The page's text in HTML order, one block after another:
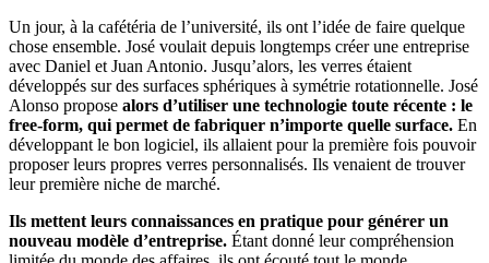
Un jour, à la cafétéria de l’université, ils ont l’idée de faire quelque
chose ensemble. José voulait depuis longtemps créer une entreprise
avec Daniel et Juan Antonio. Jusqu’alors, les verres étaient
développés sur des surfaces sphériques à symétrie rotationnelle. José
Alonso propose alors d’utiliser une technologie toute récente : le
free-form, qui permet de fabriquer n’importe quelle surface. En
développant le bon logiciel, ils allaient pour la première fois pouvoir
proposer leurs propres verres personnalisés. Ils venaient de trouver
leur première niche de marché.
Ils mettent leurs connaissances en pratique pour générer un
nouveau modèle d’entreprise. Étant donné leur compréhension